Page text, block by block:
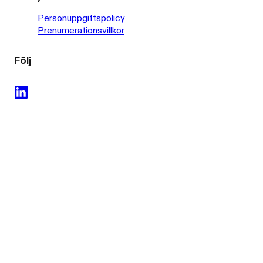
Personuppgiftspolicy
Prenumerationsvillkor
Följ